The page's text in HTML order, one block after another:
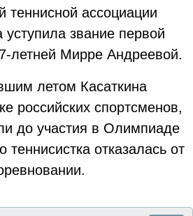
теннисной ассоциации
звание первой
летней Мирре Андреевой.
летом Касаткина
российских спортсменов,
до участия в Олимпиаде
отказалась от